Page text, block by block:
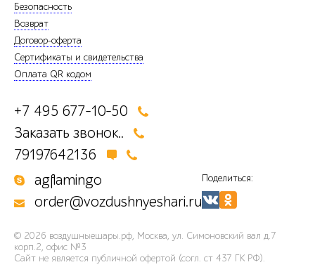
Безопасность
Возврат
Договор-оферта
Сертификаты и свидетельства
Оплата QR кодом
+7 495 677-10-50
Заказать звонок..
79197642136
agflamingo
order@vozdushnyeshari.ru
Поделиться:
© 2026 воздушныешары.рф, Москва, ул. Симоновский вал д.7
корп.2, офис №3
Сайт не является публичной офертой (согл. ст 437 ГК РФ).